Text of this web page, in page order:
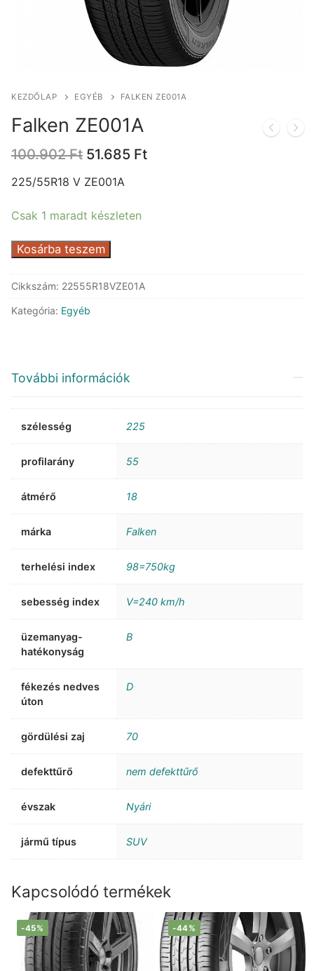
KEZDŐLAP EGYÉB FALKEN ZE001A
Falken ZE001A
100.902Ft Original
was:
51.685 FtCurrent
225/55R18 V ZE001A
Csak 1 maradt készleten
Falken
mennyiség
Kosárba teszem
Cikkszám: 22555R18VZE01A
Kategória: Egyéb
További információk
szélesség 225
profilarány 55
átmérő 18
márka Falken
terhelési index 98=750kg
sebesség index V=240 km/h
üzemanyag-
hatékonyság
B
fékezés nedves
úton
D
gördülési zaj 70
defekttűrő nem defekttűrő
évszak Nyári
jármű típus SUV
Kapcsolódó termékek
-45% -44%